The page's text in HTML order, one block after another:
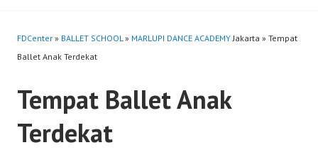
FDCenter » BALLET SCHOOL» MARLUPI DANCE ACADEMYJakarta » Tempat
Ballet Anak Terdekat
Tempat Ballet Anak
Terdekat